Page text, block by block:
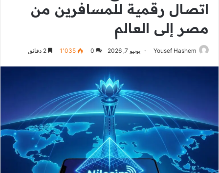
اتصال رقمية للمسافرين من
مصر إلى العالم
Yousef Hashem يونيو 7, 2026 0 1٬035